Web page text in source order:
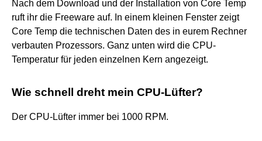
Nach dem Download und der Installation von Core Temp
ruft ihr die Freeware auf. In einem kleinen Fenster zeigt
Core Temp die technischen Daten des in eurem Rechner
verbauten Prozessors. Ganz unten wird die CPU-
Temperatur für jeden einzelnen Kern angezeigt.
Wie schnell dreht mein CPU-Lüfter?
Der CPU-Lüfter immer bei 1000 RPM.